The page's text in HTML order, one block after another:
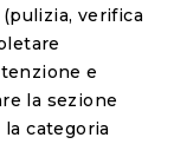
verifica
e
la sezione
categoria